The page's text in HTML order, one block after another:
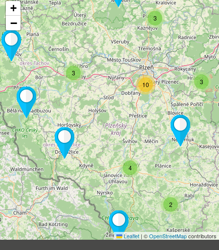
2
3
3
4
10
3
+
−
Leaflet | ©OpenStreetMapcontributors